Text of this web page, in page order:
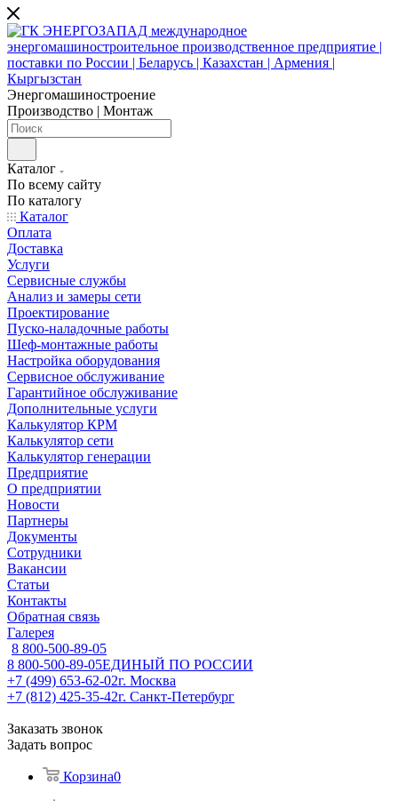
Энергомашиностроение
Производство | Монтаж
Каталог
По всему сайту
По каталогу
Каталог
Оплата
Доставка
Услуги
Сервисные службы
Анализ и замеры сети
Проектирование
Пуско-наладочные работы
Шеф-монтажные работы
Настройка оборудования
Сервисное обслуживание
Гарантийное обслуживание
Дополнительные услуги
Калькулятор КРМ
Калькулятор сети
Калькулятор генерации
Предприятие
О предприятии
Новости
Партнеры
Документы
Сотрудники
Вакансии
Статьи
Контакты
Обратная связь
Галерея
8 800-500-89-05
8 800-500-89-05ЕДИНЫЙ ПО РОССИИ
+7 (499) 653-62-02г. Москва
+7 (812) 425-35-42г. Санкт-Петербург
Заказать звонок
Задать вопрос
Корзина0